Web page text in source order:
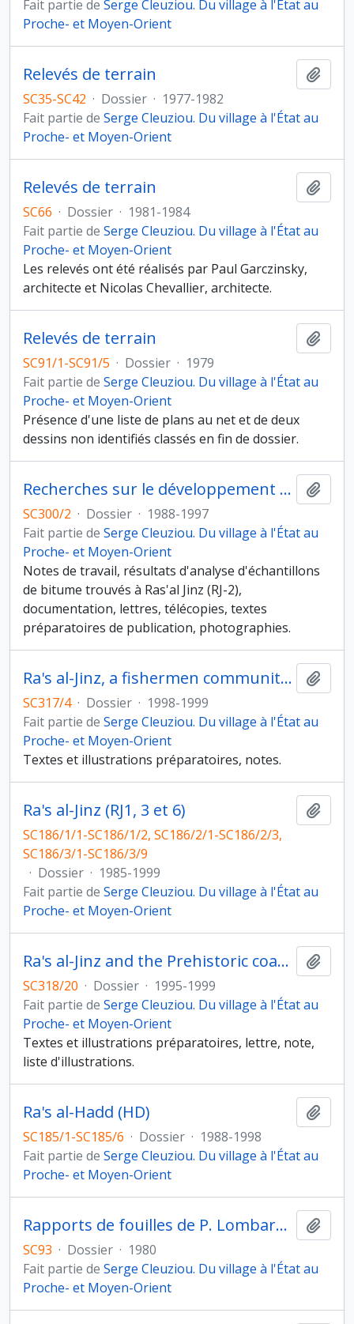
Fait partie de Serge Cleuziou. Du village à l'État au
Proche- et Moyen-Orient
Relevés de terrain
SC35-SC42 · Dossier · 1977-1982
Fait partie de Serge Cleuziou. Du village à l'État au
Proche- et Moyen-Orient
Relevés de terrain
SC66 · Dossier · 1981-1984
Fait partie de Serge Cleuziou. Du village à l'État au
Proche- et Moyen-Orient
Les relevés ont été réalisés par Paul Garczinsky,
architecte et Nicolas Chevallier, architecte.
Relevés de terrain
SC91/1-SC91/5 · Dossier · 1979
Fait partie de Serge Cleuziou. Du village à l'État au
Proche- et Moyen-Orient
Présence d'une liste de plans au net et de deux
dessins non identifiés classés en fin de dossier.
Recherches sur le développement de la navigation dans l'Oman ancien, étude sur les bitumes
SC300/2 · Dossier · 1988-1997
Fait partie de Serge Cleuziou. Du village à l'État au
Proche- et Moyen-Orient
Notes de travail, résultats d'analyse d'échantillons
de bitume trouvés à Ras'al Jinz (RJ-2),
documentation, lettres, télécopies, textes
préparatoires de publication, photographies.
Ra's al-Jinz, a fishermen community in Early Bronze Age Oman
SC317/4 · Dossier · 1998-1999
Fait partie de Serge Cleuziou. Du village à l'État au
Proche- et Moyen-Orient
Textes et illustrations préparatoires, notes.
Ra's al-Jinz (RJ1, 3 et 6)
SC186/1/1-SC186/1/2, SC186/2/1-SC186/2/3,
SC186/3/1-SC186/3/9
· Dossier · 1985-1999
Fait partie de Serge Cleuziou. Du village à l'État au
Proche- et Moyen-Orient
Ra's al-Jinz and the Prehistoric coastal cultures of the Ja'lan
SC318/20 · Dossier · 1995-1999
Fait partie de Serge Cleuziou. Du village à l'État au
Proche- et Moyen-Orient
Textes et illustrations préparatoires, lettre, note,
liste d'illustrations.
Ra's al-Hadd (HD)
SC185/1-SC185/6 · Dossier · 1988-1998
Fait partie de Serge Cleuziou. Du village à l'État au
Proche- et Moyen-Orient
Rapports de fouilles de P. Lombard et J.-F. Salles
SC93 · Dossier · 1980
Fait partie de Serge Cleuziou. Du village à l'État au
Proche- et Moyen-Orient